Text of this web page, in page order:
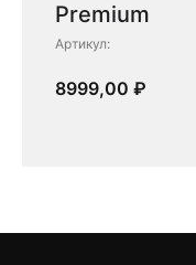
Premium
Артикул:
8999,00 ₽